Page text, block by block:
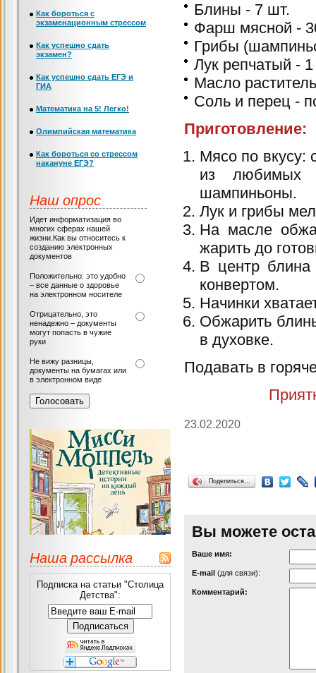
Блины - 7 шт.
Фарш мясной -
Грибы
Лук репчатый -
Масло
Соль и перец -
Приготовление:
Мясо по вкусу:
из любимых
шампиньоны.
Лук и грибы
На масле
жарить до
В центр блина
конвертом.
Начинки
Обжарить
в духовке.
Подавать в
23.02.2020
Поделиться…
Вы можете
Ваше имя:
Е-mail (для связи):
Комментарий:
Как бороться с
экзаменационным стрессом
Как успешно сдать
экзамен?
Как успешно сдать ЕГЭ и
ГИА
Математика на 5! Легко!
Олимпийская математика
Как бороться со стрессом
накануне ЕГЭ?
Наш опрос
Идет информатизация во
многих сферах нашей
жизни.Как вы относитесь к
созданию электронных
документов
Положительно: это удобно
– все данные о здоровье
на электронном носителе
Отрицательно, это
ненадежно – документы
могут попасть в чужие
руки
Не вижу разницы,
документы на бумагах или
в электронном виде
Наша рассылка
Подписка на статьи "Столица
Детства":